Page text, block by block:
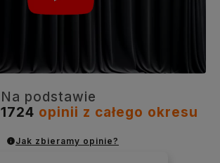
Na podstawie
1724 opinii z całego okresu
Jak zbieramy opinie?